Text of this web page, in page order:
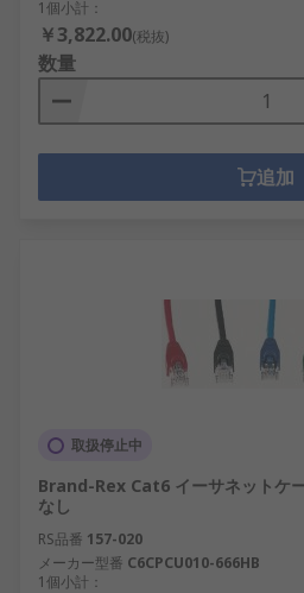
1個小計：
￥3,822.00(税抜)
数量
追加
取扱停止中
Brand-Rex Cat6 イーサネットケ
なし
RS品番 157-020
メーカー型番 C6CPCU010-666HB
1個小計：